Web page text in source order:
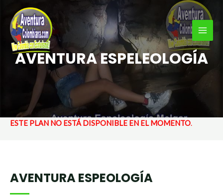
contenido
AVENTURA ESPELEOLOGÍA
ESTE PLAN NO ESTÁ DISPONIBLE EN EL MOMENTO.
AVENTURA ESPEOLOGÍA